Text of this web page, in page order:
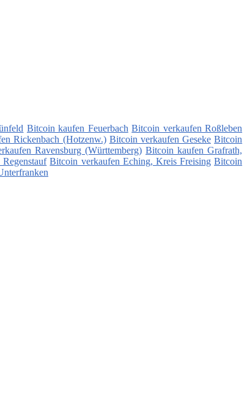
Bitcoin kaufen Feuerbach Bitcoin verkaufen Roßleben
Rickenbach (Hotzenw.) Bitcoin verkaufen Geseke Bitcoin
Ravensburg (Württemberg) Bitcoin kaufen Grafrath,
Bitcoin verkaufen Eching, Kreis Freising Bitcoin